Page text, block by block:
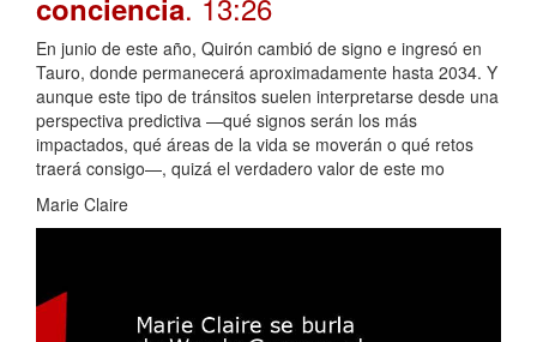
En junio de este año, Quirón cambió de signo e ingresó en
Tauro, donde permanecerá aproximadamente hasta 2034. Y
aunque este tipo de tránsitos suelen interpretarse desde una
perspectiva predictiva —qué signos serán los más
impactados, qué áreas de la vida se moverán o qué retos
traerá consigo—, quizá el verdadero valor de este mo
Marie Claire